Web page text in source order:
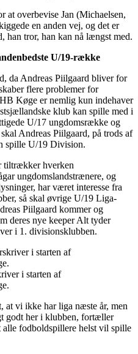
at overbevise Jan (Michaelsen,
en anden vej, og det er
han tror, han kan nå længst med.
U/19-række
da Andreas Piilgaard bliver for
flere problemer for
Køge er nemlig kun indehaver
klub kan spille med i
U/17 ungdomsrække og
Andreas Piilgaard, på trods af
spille U/19 Division.
tiltrækker hverken
ungdomslandstrænere, og
har været interesse fra
så skal øvrige U/19 Liga-
Piilgaard kommer og
deres nye keeper Alt tyder
i 1. divisionsklubben.
i starten af
vi ikke har liga næste år, men
godt her i klubben, fortæller
alle fodboldspillere helst vil spille